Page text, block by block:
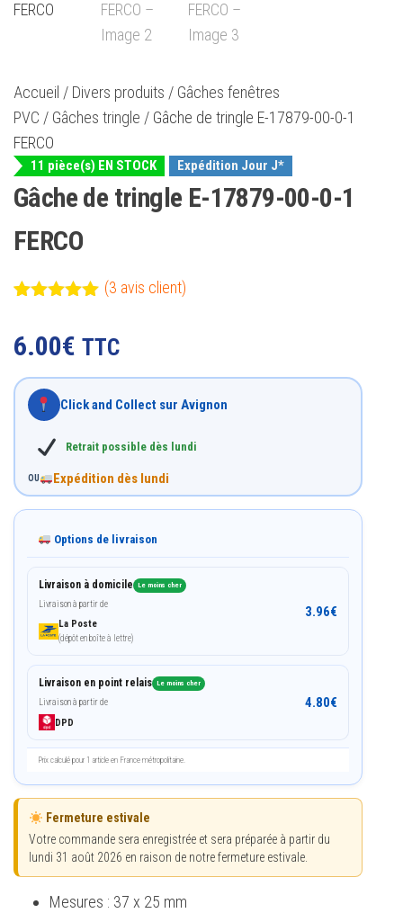
Accueil / Divers produits / Gâches fenêtres
PVC / Gâches tringle / Gâche de tringle E-17879-00-0-1
FERCO
11 pièce(s) EN STOCK Expédition Jour J*
Gâche de tringle E-17879-00-0-1
FERCO
basé sur
notations
client
(3 avis client)
6.00€ TTC
Click and Collect sur Avignon
Retrait possible dès lundi
OU Expédition dès lundi
Options de livraison
Livraison à domicile Le moins cher
Livraison à partir de
La Poste
(dépôt en boîte à lettre)
3.96€
Livraison en point relais Le moins cher
Livraison à partir de
DPD
4.80€
Prix calculé pour 1 article en France métropolitaine.
Fermeture estivale
Votre commande sera enregistrée et sera préparée à partir du
lundi 31 août 2026 en raison de notre fermeture estivale.
Mesures : 37 x 25 mm